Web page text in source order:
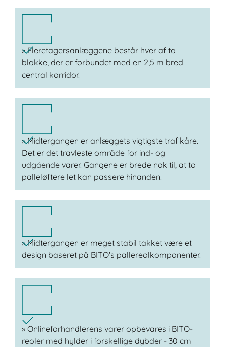
» Fleretagersanlæggene består hver af to
blokke, der er forbundet med en 2,5 m bred
central korridor.
» Midtergangen er anlæggets vigtigste trafikåre.
Det er det travleste område for ind- og
udgående varer. Gangene er brede nok til, at to
palleløftere let kan passere hinanden.
» Midtergangen er meget stabil takket være et
design baseret på BITO's pallereolkomponenter.
» Onlineforhandlerens varer opbevares i BITO-
reoler med hylder i forskellige dybder - 30 cm